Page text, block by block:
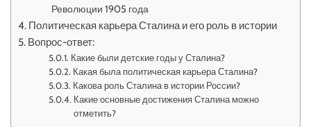
Революции 1905 года
Политическая карьера Сталина и его роль в истории
Вопрос-ответ:
Какие были детские годы у Сталина?
Какая была политическая карьера Сталина?
Какова роль Сталина в истории России?
Какие основные достижения Сталина можно
отметить?